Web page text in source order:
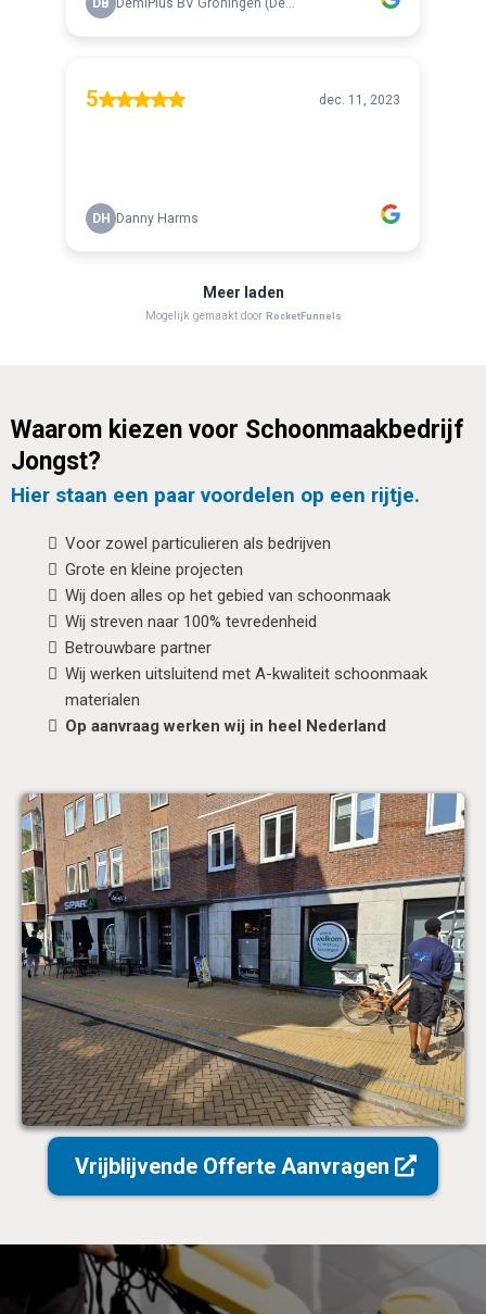
Waarom kiezen voor Schoonmaakbedrijf
Jongst?
Hier staan een paar voordelen op een rijtje.
Voor zowel particulieren als bedrijven
Grote en kleine projecten
Wij doen alles op het gebied van schoonmaak
Wij streven naar 100% tevredenheid
Betrouwbare partner
Wij werken uitsluitend met A-kwaliteit schoonmaak
materialen
Op aanvraag werken wij in heel Nederland
Vrijblijvende Offerte Aanvragen